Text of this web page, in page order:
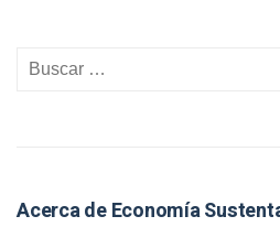
Acerca de Economía